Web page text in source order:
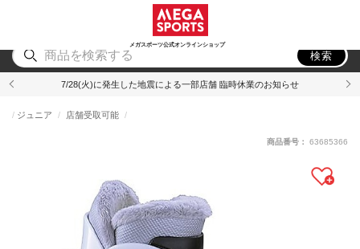
メガスポーツ公式オンラインショップ
アウトドア
検索
7/28(火)に発生した地震による一部店舗 臨時休業のお知らせ
ジュニア 店舗受取可能
商品番号： 63685366